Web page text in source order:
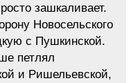
зашкаливает.
Новосельского
с Пушкинской.
петлял
и Ришельевской,